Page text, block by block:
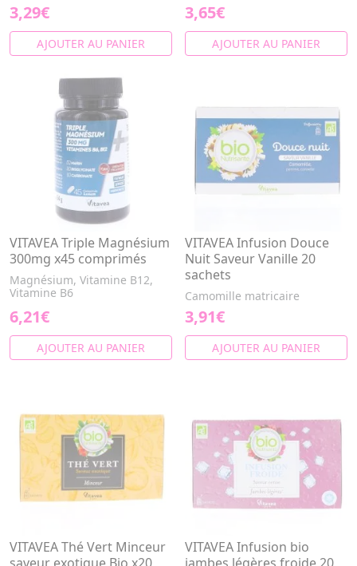
3,29€
AJOUTER AU PANIER
3,65€
AJOUTER AU PANIER
VITAVEA Triple Magnésium
300mg x45 comprimés
Magnésium, Vitamine B12,
Vitamine B6
6,21€
AJOUTER AU PANIER
VITAVEA Infusion Douce
Nuit Saveur Vanille 20
sachets
Camomille matricaire
3,91€
AJOUTER AU PANIER
VITAVEA Thé Vert Minceur
VITAVEA Infusion bio